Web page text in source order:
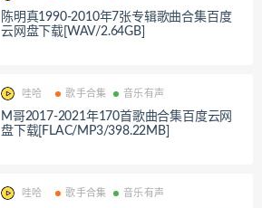
陈明真1990-2010年7张专辑歌曲合集百度
云网盘下载[WAV/2.64GB]
哇哈 歌手合集 音乐有声
M哥2017-2021年170首歌曲合集百度云网
盘下载[FLAC/MP3/398.22MB]
哇哈 歌手合集 音乐有声